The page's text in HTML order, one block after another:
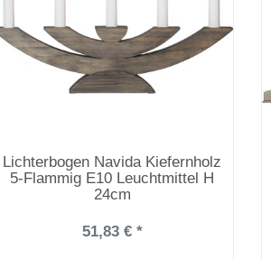
Lichterbogen Navida Kiefernholz
5-Flammig E10 Leuchtmittel H
24cm
51,83 € *